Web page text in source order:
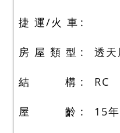
捷 運/火 車
房 屋 類 型 透天
結 構 RC
屋 齡 15年